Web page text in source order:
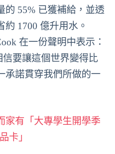
的 55% 已獲補給，並透
1700 億升用水。
在一份聲明中表示：
信要讓這個世界變得比
承諾貫穿我們所做的一
家有「大專學生開學季
卡」